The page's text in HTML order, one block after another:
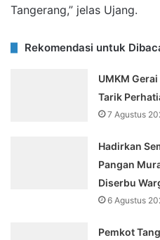
Tangerang,” jelas Ujang.
Rekomendasi untuk
UMKM
Tarik
7 Agustus
Hadirkan
Pangan
Diserbu
6 Agustus
Pemkot